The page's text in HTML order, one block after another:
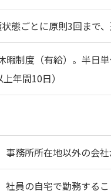
態ごとに原則3回まで
制度（有給）。半日単
年間10日）
務所所在地以外の会
員の自宅で勤務する